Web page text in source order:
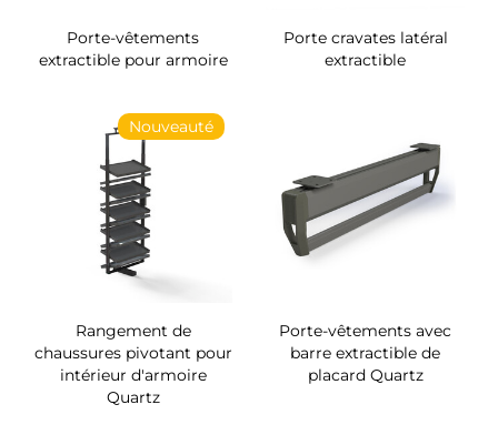
Porte-vêtements
extractible pour armoire
Porte cravates latéral
extractible
Nouveauté
Rangement de
chaussures pivotant pour
intérieur d'armoire
Quartz
Porte-vêtements avec
barre extractible de
placard Quartz